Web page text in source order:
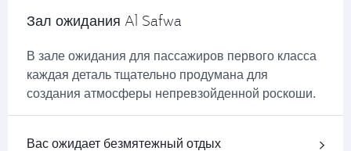
Зал ожидания Al Safwa
В зале ожидания для пассажиров первого класса
каждая деталь тщательно продумана для
создания атмосферы непревзойденной роскоши.
Вас ожидает безмятежный отдых